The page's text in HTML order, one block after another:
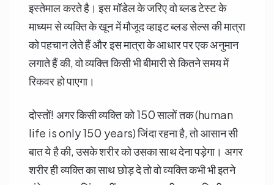
इस्तेमाल करते है। इस मॉडेल के जरिए वो ब्लड टेस्ट के
माध्यम से व्यक्ति के खून में मौजूद व्हाइट ब्लड सेल्स की मात्रा
को पहचान लेते हैं और इस मात्रा के आधार पर एक अनुमान
लगाते हैं की, वो व्यक्ति किसी भी बीमारी से कितने समय में
रिकवर हो पाएगा।
दोस्तों! अगर किसी व्यक्ति को 150 सालों तक (human
life is only 150 years) जिंदा रहना है, तो आसान सी
बात ये है की, उसके शरीर को उसका साथ देना पड़ेगा। अगर
शरीर ही व्यक्ति का साथ छोड़ दे तो वो व्यक्ति कभी भी इतने